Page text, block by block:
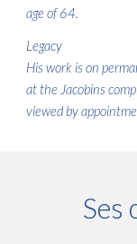
age of 64.
Legacy
His work is on
at the Jacobins
viewed by
Ses